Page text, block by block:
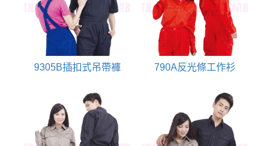
9305B插扣式吊帶褲 790A反光條工作衫